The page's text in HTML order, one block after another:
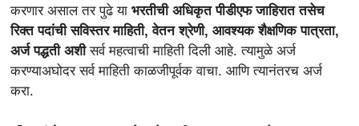
करणार असाल तर पुढे या भरतीची अधिकृत पीडीएफ जाहिरात तसेच
रिक्त पदांची सविस्तर माहिती, वेतन श्रेणी, आवश्यक शैक्षणिक पात्रता,
अर्ज पद्धती अशीसर्व महत्वाची माहिती दिली आहे. त्यामुळे अर्ज
करण्याअघोदर सर्व माहिती काळजीपूर्वक वाचा. आणि त्यानंतरच अर्ज
करा.